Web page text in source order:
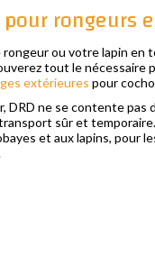
rongeurs
ou votre lapin en
tout le nécessaire
extérieures pour
DRD ne se contente
sûr et
et aux lapins, pour